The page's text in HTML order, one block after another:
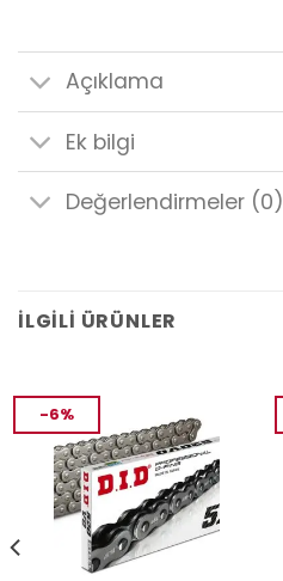
Açıklama
Ek bilgi
Değerlendirmeler (0)
İLGILI ÜRÜNLER
-6%